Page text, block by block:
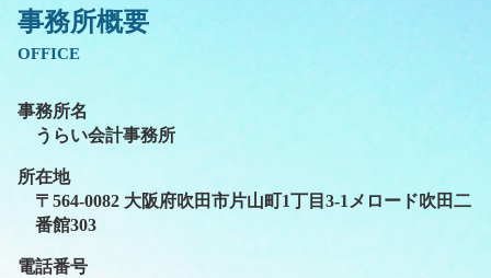
事務所概要
OFFICE
事務所名
うらい会計事務所
所在地
〒564-0082 大阪府吹田市片山町1丁目3-1メロード吹田二
番館303
電話番号